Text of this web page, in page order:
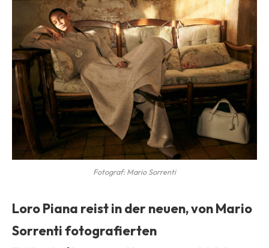
Fotograf: Mario Sorrenti
Loro Piana reist in der neuen, von Mario
Sorrenti fotografierten